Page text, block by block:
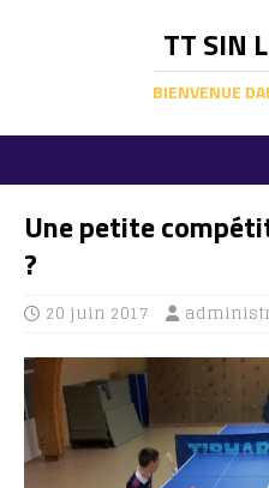
TT SIN
BIENVENUE
Une petite
?
20 juin 2017